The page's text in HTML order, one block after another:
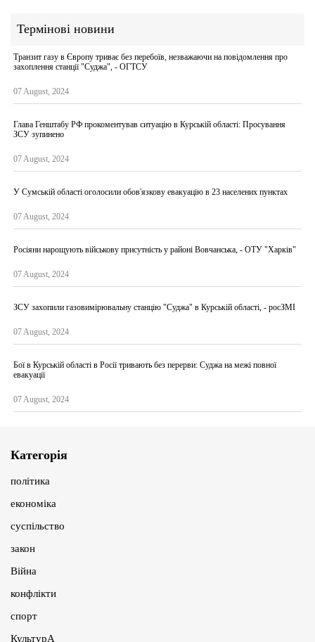
Термінові новини
Транзит газу в Європу триває без перебоїв, незважаючи на повідомлення про
захоплення станції "Суджа", - ОГТСУ
07 August, 2024
Глава Генштабу РФ прокоментував ситуацію в Курській області: Просування
ЗСУ зупинено
07 August, 2024
У Сумській області оголосили обов'язкову евакуацію в 23 населених пунктах
07 August, 2024
Росіяни нарощують військову присутність у районі Вовчанська, - ОТУ "Харків"
07 August, 2024
ЗСУ захопили газовимірювальну станцію "Суджа" в Курській області, - росЗМІ
07 August, 2024
Бої в Курській області в Росії тривають без перерви: Суджа на межі повної
евакуації
07 August, 2024
Категорія
політика
економіка
суспільство
закон
Війна
конфлікти
спорт
КультурА